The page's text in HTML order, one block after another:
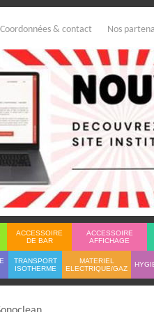
Coordonnées & contact Nos
ACCESSOIRE
DE BAR
ACCESSOIRE
AFFICHAGE
TRANSPORT
ISOTHERME
MATERIEL
ELECTRIQUE/GAZ